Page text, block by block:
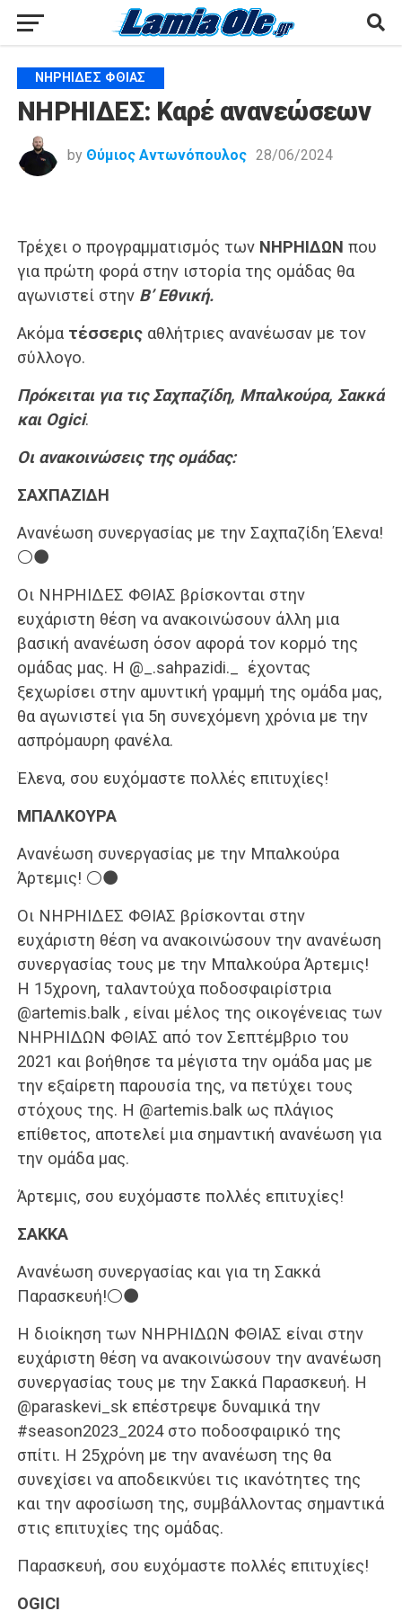
ΝΗΡΗΊΔΕΣ ΦΘΊΑΣ
ΝΗΡΗΙΔΕΣ: Καρέ ανανεώσεων
by Θύμιος Αντωνόπουλος 28/06/2024
Τρέχει ο προγραμματισμός των ΝΗΡΗΙΔΩΝ που
για πρώτη φορά στην ιστορία της ομάδας θα
αγωνιστεί στην Β’ Εθνική.
Ακόμα τέσσεριςαθλήτριες ανανέωσαν με τον
σύλλογο.
Πρόκειται για τις Σαχπαζίδη, Μπαλκούρα, Σακκά
και Ogici.
Οι ανακοινώσεις της ομάδας:
ΣΑΧΠΑΖΙΔΗ
Ανανέωση συνεργασίας με την Σαχπαζίδη Έλενα!
⚪️⚫️
Οι ΝΗΡΗΙΔΕΣ ΦΘΙΑΣ βρίσκονται στην
ευχάριστη θέση να ανακοινώσουν άλλη μια
βασική ανανέωση όσον αφορά τον κορμό της
ομάδας μας. Η @_.sahpazidi._ έχοντας
ξεχωρίσει στην αμυντική γραμμή της ομάδα μας,
θα αγωνιστεί για 5η συνεχόμενη χρόνια με την
ασπρόμαυρη φανέλα.
Έλενα, σου ευχόμαστε πολλές επιτυχίες!
ΜΠΑΛΚΟΥΡΑ
Ανανέωση συνεργασίας με την Μπαλκούρα
Άρτεμις! ⚪️⚫️
Οι ΝΗΡΗΙΔΕΣ ΦΘΙΑΣ βρίσκονται στην
ευχάριστη θέση να ανακοινώσουν την ανανέωση
συνεργασίας τους με την Μπαλκούρα Άρτεμις!
Η 15χρονη, ταλαντούχα ποδοσφαιρίστρια
@artemis.balk , είναι μέλος της οικογένειας των
ΝΗΡΗΙΔΩΝ ΦΘΙΑΣ από τον Σεπτέμβριο του
2021 και βοήθησε τα μέγιστα την ομάδα μας με
την εξαίρετη παρουσία της, να πετύχει τους
στόχους της. Η @artemis.balk ως πλάγιος
επίθετος, αποτελεί μια σημαντική ανανέωση για
την ομάδα μας.
Άρτεμις, σου ευχόμαστε πολλές επιτυχίες!
ΣΑΚΚΑ
Ανανέωση συνεργασίας και για τη Σακκά
Παρασκευή!⚪️⚫️
Η διοίκηση των ΝΗΡΗΙΔΩΝ ΦΘΙΑΣ είναι στην
ευχάριστη θέση να ανακοινώσουν την ανανέωση
συνεργασίας τους με την Σακκά Παρασκευή. Η
@paraskevi_sk επέστρεψε δυναμικά την
#season2023_2024 στο ποδοσφαιρικό της
σπίτι. Η 25χρόνη με την ανανέωση της θα
συνεχίσει να αποδεικνύει τις ικανότητες της
και την αφοσίωση της, συμβάλλοντας σημαντικά
στις επιτυχίες της ομάδας.
Παρασκευή, σου ευχόμαστε πολλές επιτυχίες!
OGICI